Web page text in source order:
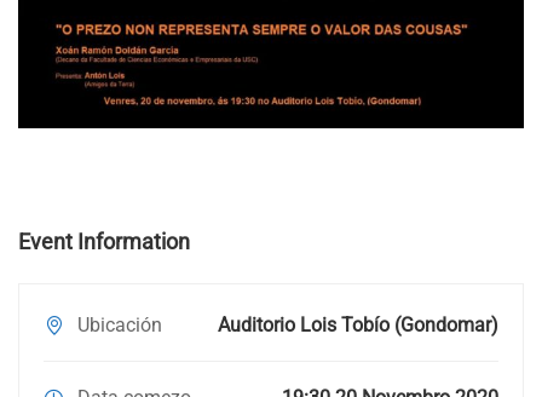
Event Information
Ubicación Auditorio Lois Tobío (Gondomar)